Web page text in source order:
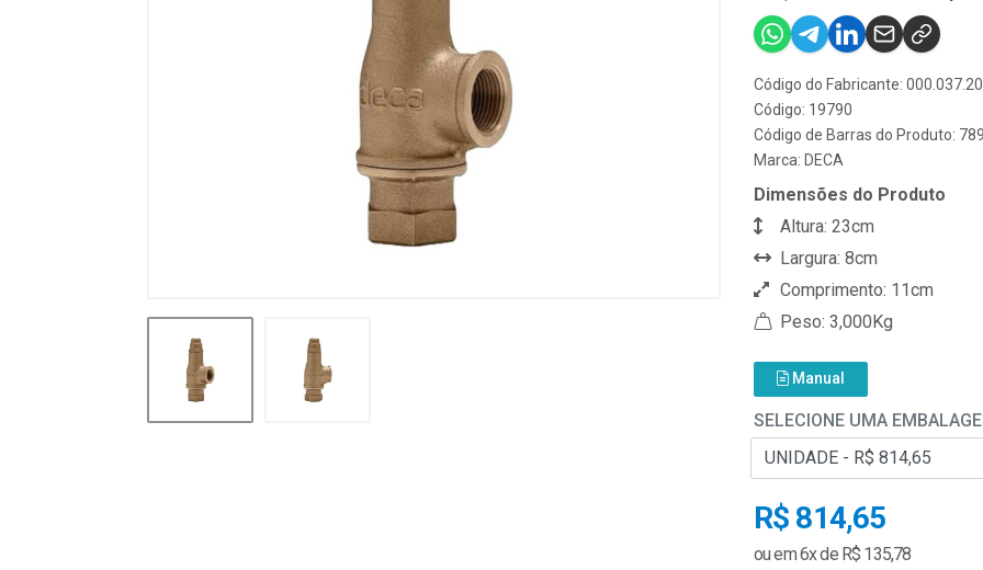
Código do Fabricante:
Código: 19790
Código de Barras do Produto:
Marca: DECA
Dimensões do Produto
Altura: 23cm
Largura: 8cm
Comprimento: 11cm
Peso: 3,000Kg
Manual
SELECIONE UMA
R$ 814,65
ou em 6x de R$ 135,78